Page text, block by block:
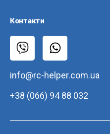
Контакти
info@rc-helper.com.ua
+38 (066) 94 88 032